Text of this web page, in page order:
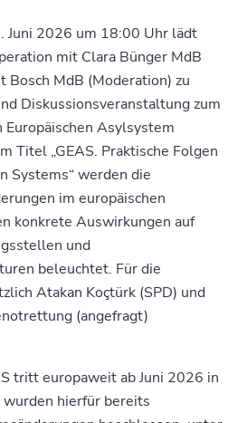
Juni 2026 um 18:00 Uhr lädt
mit Clara Bünger MdB
Bosch MdB (Moderation) zu
Diskussionsveranstaltungzum
Europäischen Asylsystem
Titel „GEAS. Praktische Folgen
Systems“ werden die
im europäischen
konkrete Auswirkungen auf
und
beleuchtet. Für die
Atakan Koçtürk (SPD) und
(angefragt)
tritt europaweit ab Juni 2026 in
hierfür bereits